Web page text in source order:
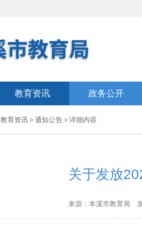
教育资讯 政务公开
教育资讯>通知公告>详细内容
关于发放
来源：本溪市教育局